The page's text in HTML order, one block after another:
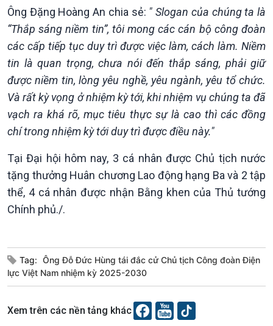
Podcast
Góc nhìn VOV1
Bình luận
10 phút Sự kiện - Luận bàn
Câu chuyện thời sự
Dòng chảy sự kiện
Đối thoại
Diễn đàn chủ nhật
Chuyện đêm
Ông Đặng Hoàng An chia sẻ: " Slogan của chúng ta là
“Thắp sáng niềm tin”, tôi mong các cán bộ công đoàn
các cấp tiếp tục duy trì được việc làm, cách làm. Niềm
tin là quan trọng, chưa nói đến thắp sáng, phải giữ
được niềm tin, lòng yêu nghề, yêu ngành, yêu tổ chức.
Và rất kỳ vọng ở nhiệm kỳ tới, khi nhiệm vụ chúng ta đã
vạch ra khá rõ, mục tiêu thực sự là cao thì các đồng
chí trong nhiệm kỳ tới duy trì được điều này."
Tại Đại hội hôm nay, 3 cá nhân được Chủ tịch nước
tặng thưởng Huân chương Lao động hạng Ba và 2 tập
thể, 4 cá nhân được nhận Bằng khen của Thủ tướng
Chính phủ./.
Tag: Ông Đỗ Đức Hùng tái đắc cử Chủ tịch Công đoàn Điện
lực Việt Nam nhiệm kỳ 2025-2030
Xem trên các nền tảng khác